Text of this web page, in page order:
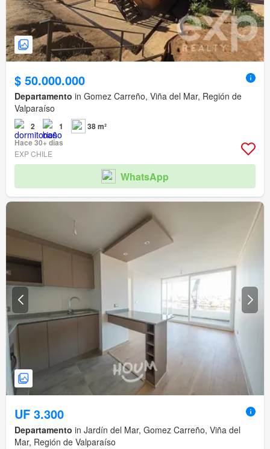
$ 50.000.000
Departamento in Gomez Carreño, Viña del Mar, Región de
Valparaíso
2 1
38 m²
Hace 30+ días
EXP CHILE
WhatsApp
UF 3.300
Departamento in Jardín del Mar, Gomez Carreño, Viña del
Mar, Región de Valparaíso